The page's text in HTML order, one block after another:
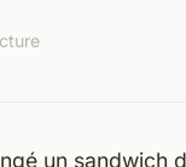
un sandwich